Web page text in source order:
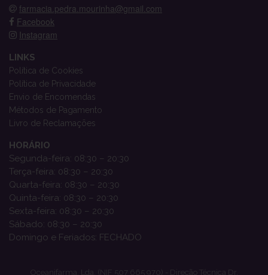
farmacia.pedra.mourinha@gmail.com
Facebook
Instagram
LINKS
Política de Cookies
Política de Privacidade
Envio de Encomendas
Métodos de Pagamento
Livro de Reclamações
HORÁRIO
Segunda-feira: 08:30 – 20:30
Terça-feira: 08:30 – 20:30
Quarta-feira: 08:30 – 20:30
Quinta-feira: 08:30 – 20:30
Sexta-feira: 08:30 – 20:30
Sábado: 08:30 – 20:30
Domingo e Feriados: FECHADO
Oceanifarma, Lda. (NIF 507 665 970) - Direção Técnica Dr.